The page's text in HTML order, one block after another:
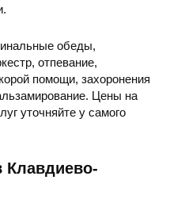
обеды,
отпевание,
помощи, захоронения
Цены на
уточняйте у самого